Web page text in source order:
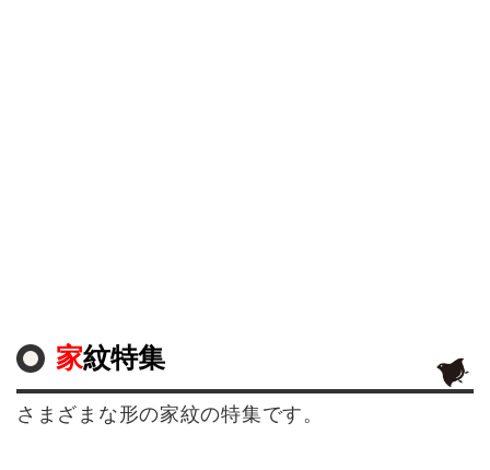
家紋特集
さまざまな形の家紋の特集です。